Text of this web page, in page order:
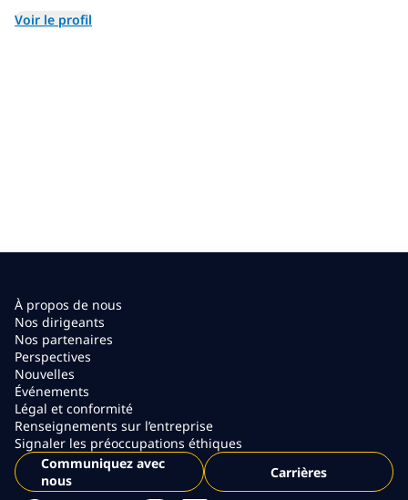
Voir le profil
À propos de nous
Nos dirigeants
Nos partenaires
Perspectives
Nouvelles
Événements
Légal et conformité
Renseignements sur l’entreprise
Signaler les préoccupations éthiques
Communiquez avec
nous
Carrières